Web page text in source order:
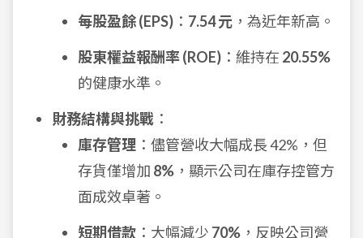
每股盈餘 (EPS) ： 7.54 元 ，為近年新高。
股東權益報酬率 (ROE) ：維持在 20.55%
的健康水準。
財務結構與挑戰 ：
庫存管理 ：儘管營收大幅成長 42%，但
存貨僅增加 8% ，顯示公司在庫存控管方
面成效卓著。
短期借款 ：大幅減少 70% ，反映公司營